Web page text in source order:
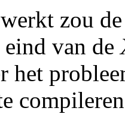
zou
eind van de
het